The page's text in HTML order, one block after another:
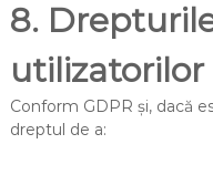
8.
utilizatorilor
Conform GDPR și, dacă
dreptul de a: